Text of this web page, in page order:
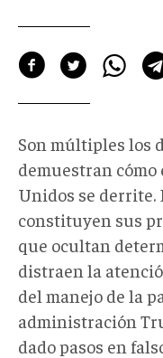
Son múltiples los
demuestran cómo
Unidos se derrite.
constituyen sus
que ocultan
distraen la
del manejo de la
administración
dado pasos en